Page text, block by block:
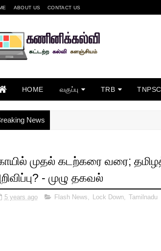
ABOUT US CONTACT US
HOME வகுப்பு TRB TNPSC
News
முதல் கடற்கரை வரை;
- முழு தகவல்
5 years ago Flash News, Lock Down, Tamilnadu